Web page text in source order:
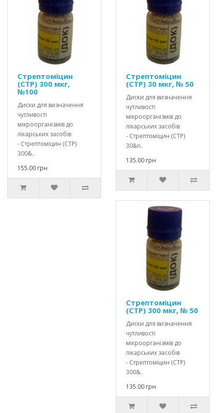
Стрептоміцин
(СТР) 300 мкг,
№100
Диски для визначення
чутливості
мікроорганізмів до
лікарських засобів
- Стрептоміцин (СТР)
300&..
155.00 грн
Стрептоміцин
(СТР) 30 мкг, № 50
Диски для визначення
чутливості
мікроорганізмів до
лікарських засобів
- Стрептоміцин (СТР)
30&n..
135.00 грн
Стрептоміцин
(СТР) 300 мкг, № 50
Диски для визначення
чутливості
мікроорганізмів до
лікарських засобів
- Стрептоміцин (СТР)
300&..
135.00 грн